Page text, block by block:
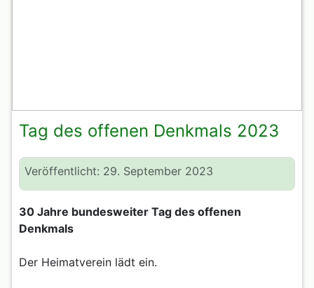
Tag des offenen Denkmals 2023
Veröffentlicht: 29. September 2023
30 Jahre bundesweiter Tag des offenen
Denkmals
Der Heimatverein lädt ein.